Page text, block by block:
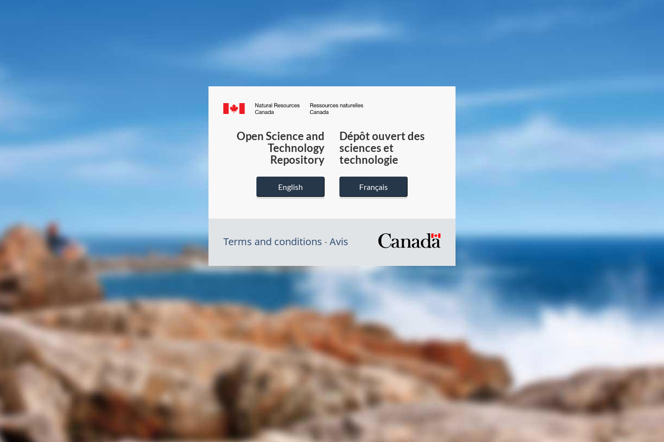
Canada.ca
du
Canada
Open Science and
Technology
Repository
English
Dépôt ouvert des
sciences et
technologie
Français
Terms and conditions Avis
/
gouvernement